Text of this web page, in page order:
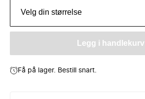
Velg din størrelse
Legg i handlekurv
Få på lager. Bestill snart.